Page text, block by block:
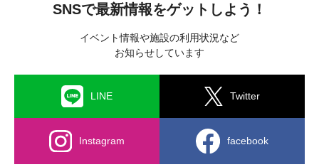
SNSで最新情報をゲットしよう！
イベント情報や施設の利用状況など
お知らせしています
LINE Twitter
Instagram facebook